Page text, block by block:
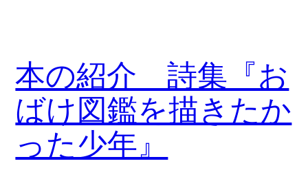
本の紹介 詩集『お
ばけ図鑑を描きたか
った少年』